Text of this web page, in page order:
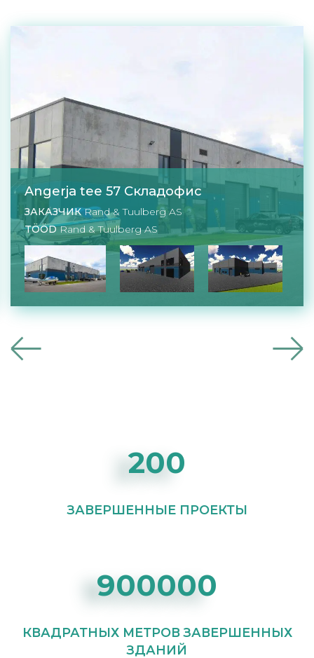
Angerja tee 57 Cкладофис
ЗАКАЗЧИК Rand & Tuulberg AS
TÖÖD Rand & Tuulberg AS
200
ЗАВЕРШЕННЫЕ ПРОЕКТЫ
900000
КВАДРАТНЫХ МЕТРОВ ЗАВЕРШЕННЫХ
ЗДАНИЙ